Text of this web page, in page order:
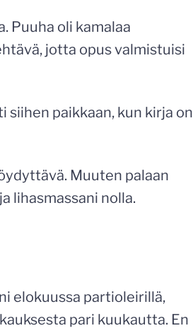
Puuha oli kamalaa
jotta opus valmistuisi
paikkaan, kun kirja on
Muuten palaan
lihasmassani nolla.
elokuussa partioleirillä,
pari kuukautta. En